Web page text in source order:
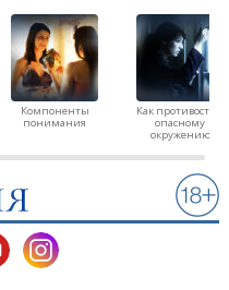
Компоненты
понимания
Как
опасному
окружению